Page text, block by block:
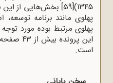
1345)
[59]
بخش‌هایی از این
پهلوی مانند برنامه
پهلوی مرتبط بوده مورد
این
است.